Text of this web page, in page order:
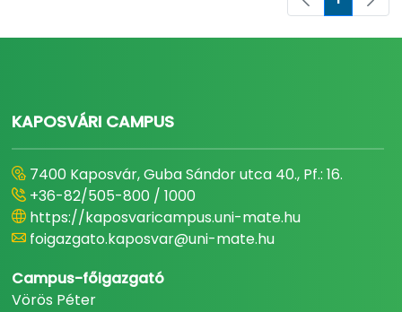
Pagina
KAPOSVÁRI CAMPUS
7400 Kaposvár, Guba Sándor utca 40., Pf.: 16.
+36-82/505-800 / 1000
https://kaposvaricampus.uni-mate.hu
foigazgato.kaposvar@uni-mate.hu
Campus-főigazgató
Vörös Péter